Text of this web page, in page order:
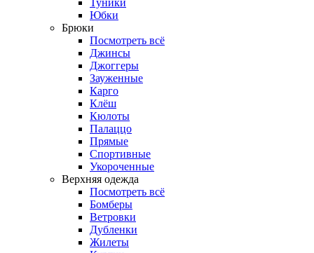
Юбки
Брюки
Посмотреть всё
Джинсы
Джоггеры
Зауженные
Карго
Клёш
Кюлоты
Палаццо
Прямые
Спортивные
Укороченные
Верхняя одежда
Посмотреть всё
Бомберы
Ветровки
Дубленки
Жилеты